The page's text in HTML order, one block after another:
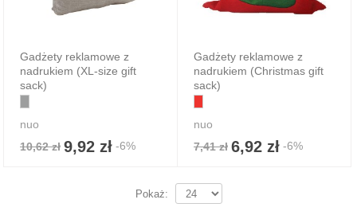
Gadżety reklamowe z
nadrukiem (XL-size gift
sack)
nuo
10,62 zł 9,92 zł -6%
Gadżety reklamowe z
nadrukiem (Christmas gift
sack)
nuo
7,41 zł 6,92 zł -6%
Pokaż: